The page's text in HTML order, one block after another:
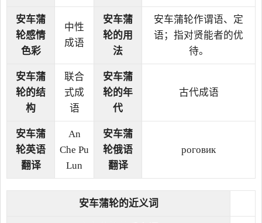
安车蒲
轮感情
色彩
中性
成语
安车蒲
轮的用
法
安车蒲轮作谓语、定
语；指对贤能者的优
待。
安车蒲
轮的结
构
联合
式成
语
安车蒲
轮的年
代
古代成语
安车蒲
轮英语
翻译
An
Che Pu
Lun
安车蒲
轮俄语
翻译
роговик
安车蒲轮的近义词